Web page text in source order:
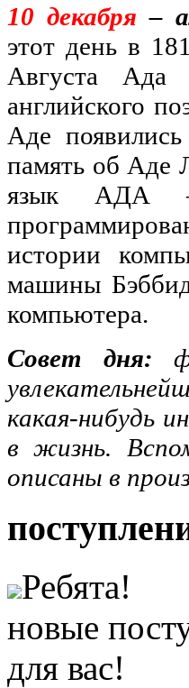
10 декабря –
этот день в
Августа Ада
английского
Аде
память об Аде
язык АДА –
истории
машины
компьютера.
Совет дня:
какая-нибудь
в жизнь.
описаны в
Ребята!
новые
для вас!